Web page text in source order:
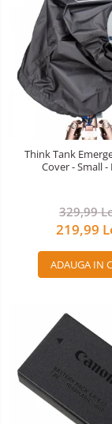
Think Tank
Cover - Small -
329,99
219,99
ADAUGA IN